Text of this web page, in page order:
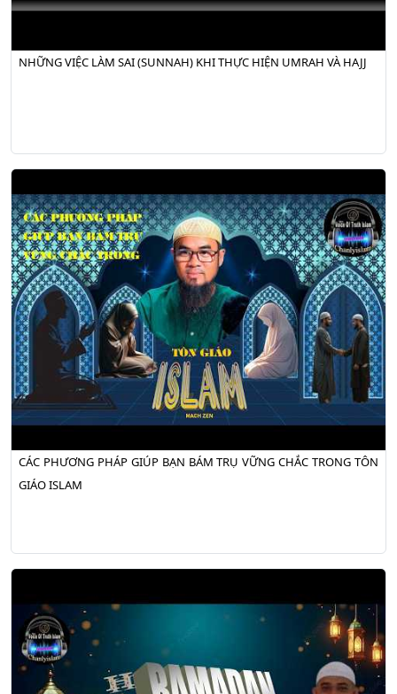
NHỮNG VIỆC LÀM SAI (SUNNAH) KHI THỰC HIỆN UMRAH VÀ HAJJ
CÁC PHƯƠNG PHÁP GIÚP BẠN BÁM TRỤ VỮNG CHẮC TRONG TÔN
GIÁO ISLAM